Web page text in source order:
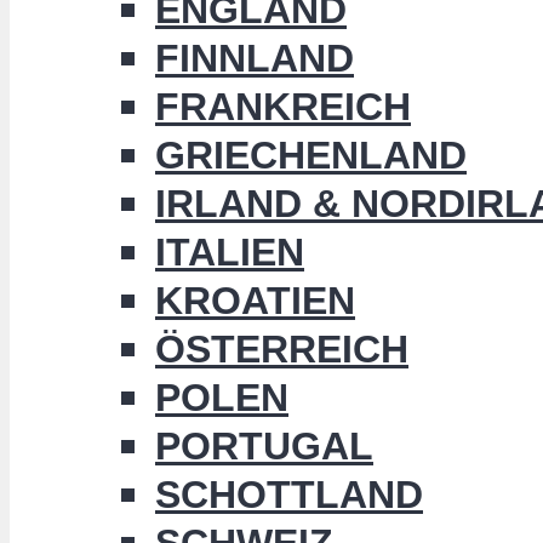
ENGLAND
FINNLAND
FRANKREICH
GRIECHENLAND
IRLAND &
ITALIEN
KROATIEN
ÖSTERREICH
POLEN
PORTUGAL
SCHOTTLAND